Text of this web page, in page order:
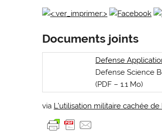
Documents joints
Defense
Defense Science
(PDF – 1.1 Mo)
via L’utilisation militaire cachée